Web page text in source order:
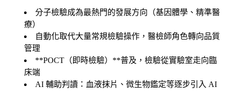
分子檢驗成為最熱門的發展方向（基因體學、精準醫
療）
自動化取代大量常規檢驗操作，醫檢師角色轉向品質
管理
**POCT（即時檢驗）**普及，檢驗從實驗室走向臨
床端
AI 輔助判讀 ：血液抹片、微生物鑑定等逐步引入 AI